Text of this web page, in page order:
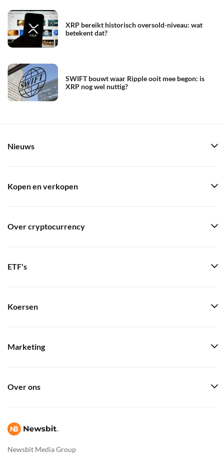
XRP bereikt historisch oversold-niveau: wat
betekent dat?
SWIFT bouwt waar Ripple ooit mee begon: is
XRP nog wel nuttig?
Newsbit Media Group
Nieuws
Kopen en verkopen
Over cryptocurrency
ETF's
Koersen
Marketing
Over ons